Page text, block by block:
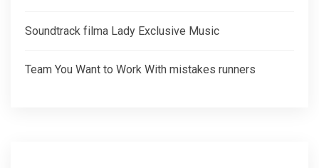
Soundtrack filma Lady Exclusive Music
Team You Want to Work With mistakes runners